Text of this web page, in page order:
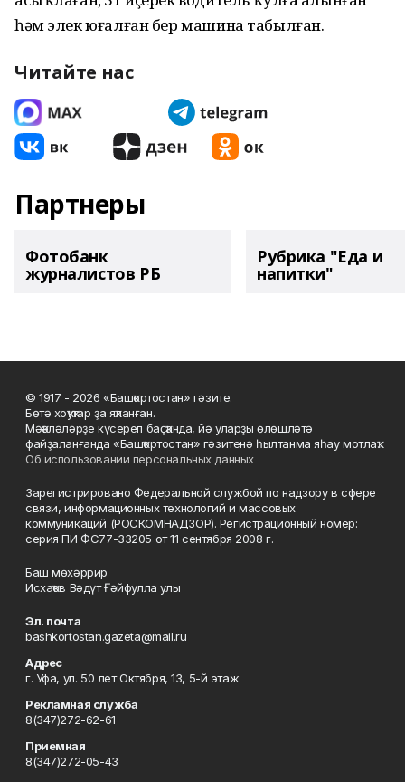
һәм элек юғалған бер машина табылған.
Читайте нас
Партнеры
Фотобанк
журналистов РБ
Рубрика "Еда и
напитки"
© 1917 - 2026 «Башҡортостан» гәзите.
Бөтә хоҡуҡтар ҙа яҡланған.
Мәҡәләләрҙе күсереп баҫҡанда, йә уларҙы өлөшләтә
файҙаланғанда «Башҡортостан» гәзитенә һылтанма яһау мотлаҡ.
Об использовании персональных данных
Зарегистрировано Федеральной службой по надзору в сфере
связи, информационных технологий и массовых
коммуникаций (РОСКОМНАДЗОР). Регистрационный номер:
серия ПИ ФС77-33205 от 11 сентября 2008 г.
Баш мөхәррир
Исхаҡов Вәдүт Ғәйфулла улы
Эл. почта
bashkortostan.gazeta@mail.ru
Адрес
г. Уфа, ул. 50 лет Октября, 13, 5-й этаж
Рекламная служба
8(347)272-62-61
Приемная
8(347)272-05-43